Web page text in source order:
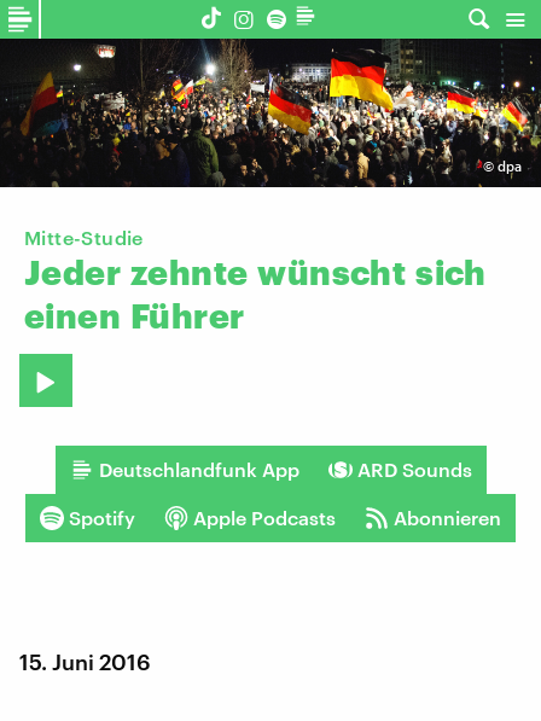
©dpa
Mitte-Studie
Jeder zehnte wünscht sich
einen Führer
Deutschlandfunk App ARD Sounds
Spotify Apple Podcasts Abonnieren
15. Juni 2016